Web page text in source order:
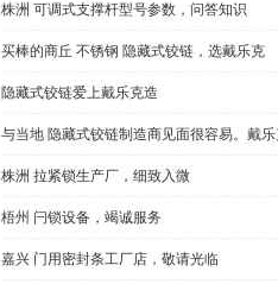
株洲 可调式支撑杆型号参数，问答知识
买棒的商丘 不锈钢 隐藏式铰链，选戴乐克
隐藏式铰链爱上戴乐克造
与当地 隐藏式铰链制造商见面很容易。戴
株洲 拉紧锁生产厂，细致入微
梧州 闩锁设备，竭诚服务
嘉兴 门用密封条工厂店，敬请光临